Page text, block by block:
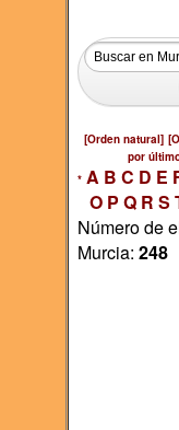
[Orden natural]
por
* A B C D E
O P Q R S
Número de
Murcia: 248